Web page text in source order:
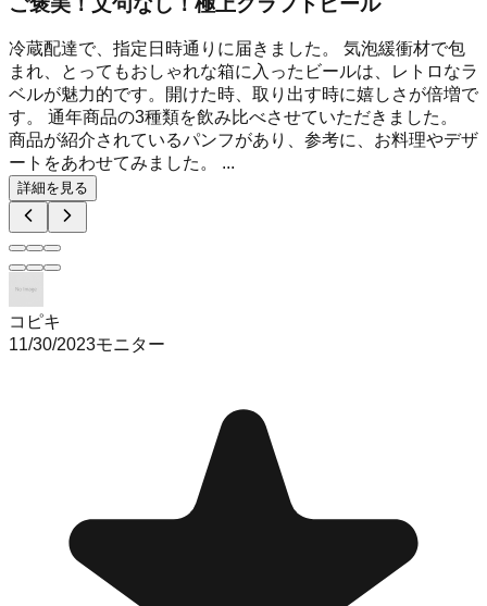
冷蔵配達で、指定日時通りに届きました。 気泡緩衝材で包
まれ、とってもおしゃれな箱に入ったビールは、レトロなラ
ベルが魅力的です。開けた時、取り出す時に嬉しさが倍増で
す。 通年商品の3種類を飲み比べさせていただきました。
商品が紹介されているパンフがあり、参考に、お料理やデザ
ートをあわせてみました。 ...
詳細を見る
コピキ
11/30/2023モニター